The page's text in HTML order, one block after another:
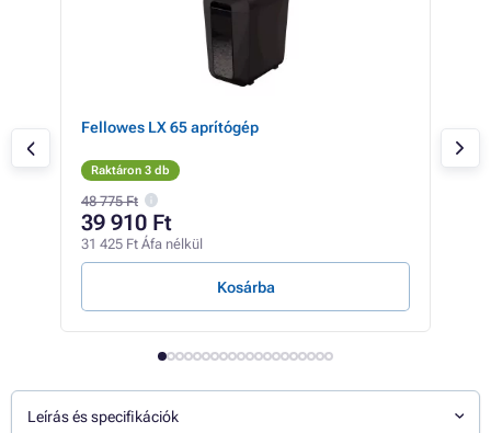
Fellowes LX 65 aprítógép
Raktáron 3 db
48 775 Ft
39 910 Ft
31 425 Ft Áfa nélkül
Kosárba
Leírás és specifikációk